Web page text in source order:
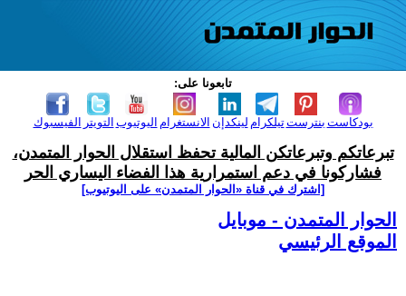
تابعونا على:
الفيسبوك التويتر اليوتيوب الانستغرام لينكدإن تيلكرامبنترست بودكاست
تبرعاتكم وتبرعاتكن المالية تحفظ استقلال الحوار المتمدن،
فشاركونا في دعم استمرارية هذا الفضاء اليساري الحر
[اشترك في قناة ‫«الحوار المتمدن» على اليوتيوب]
الحوار المتمدن - موبايل
الموقع الرئيسي